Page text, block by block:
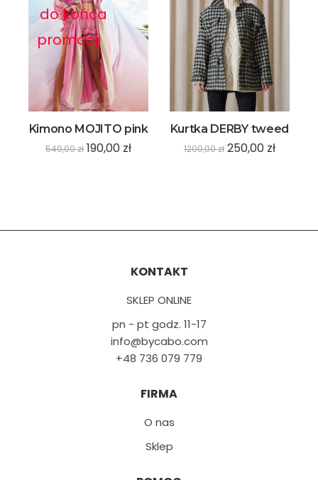
do końca
promocji
Kimono MOJITO pink
540,00zł 190,00 zł
Kurtka DERBY tweed
1200,00zł 250,00 zł
KONTAKT
SKLEP ONLINE
pn - pt godz. 11-17
info@bycabo.com
+48 736 079 779
FIRMA
O nas
Sklep